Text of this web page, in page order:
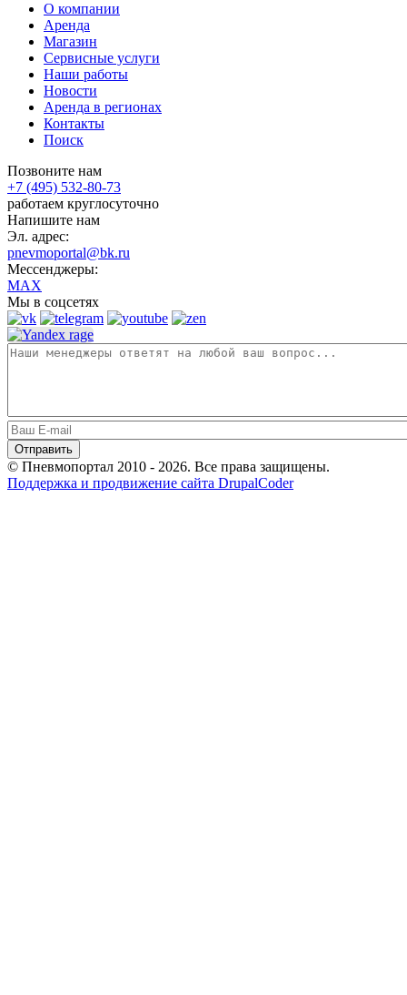
О компании
Аренда
Магазин
Сервисные услуги
Наши работы
Новости
Аренда в регионах
Контакты
Поиск
Позвоните нам
+7 (495) 532-80-73
работаем круглосуточно
Напишите нам
Эл. адрес:
pnevmoportal@bk.ru
Мессенджеры:
MAX
Мы в соцсетях
© Пневмопортал 2010 - 2026. Все права защищены.
Поддержка и продвижение сайта DrupalCoder